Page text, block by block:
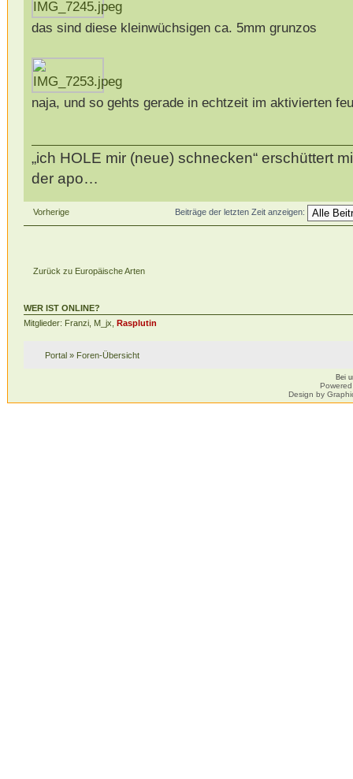
das sind diese kleinwüchsigen ca. 5mm grunzos
naja, und so gehts gerade in echtzeit im aktivierten
„ich HOLE mir (neue) schnecken“ erschüttert
der apo…
Vorherige Beiträge der letzten Zeit anzeigen:
Zurück zu Europäische Arten
WER IST ONLINE?
Mitglieder: Franzi, M_jx, Rasplutin
Portal» Foren-Übersicht
Bei
Design by